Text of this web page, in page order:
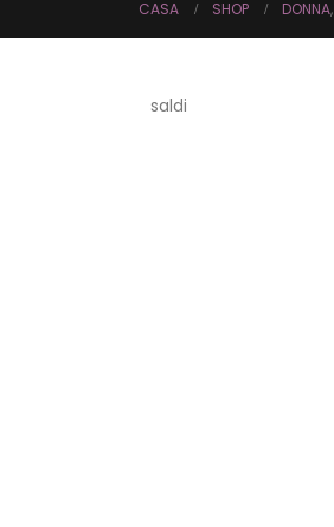
CASA SHOP DONNA,
saldi